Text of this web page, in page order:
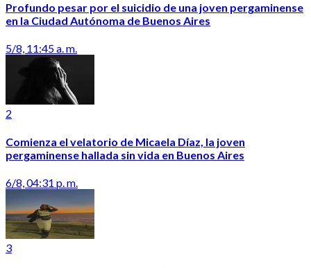
Profundo pesar por el suicidio de una joven pergaminense
en la Ciudad Autónoma de Buenos Aires
5/8, 11:45 a. m.
2
Comienza el velatorio de Micaela Díaz, la joven
pergaminense hallada sin vida en Buenos Aires
6/8, 04:31 p. m.
3